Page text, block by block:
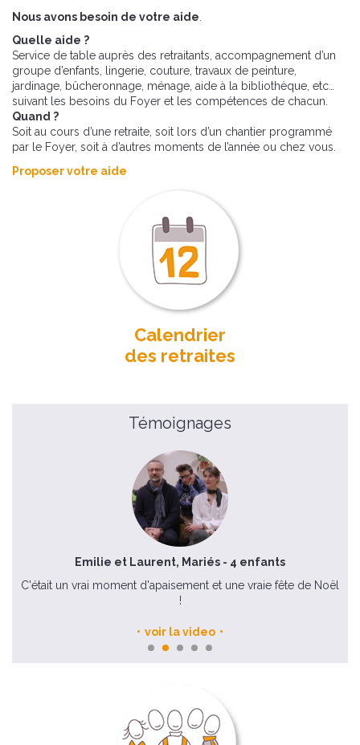
Nous avons besoin de votre aide
Quelle aide ?
Service de table auprès des retraitants, accompagnement d’un
groupe d’enfants, lingerie, couture, travaux de peinture,
jardinage, bûcheronnage, ménage, aide à la bibliothèque, etc…
suivant les besoins du Foyer et les compétences de chacun.
Quand ?
Soit au cours d’une retraite, soit lors d’un chantier programmé
par le Foyer, soit à d’autres moments de l’année ou chez vous.
Proposer votre aide
Calendrier
des retraites
Témoignages
Emilie et Laurent, Mariés - 4 enfants
C'était un vrai moment d'apaisement et une vraie fête de Noël
!
voir la video